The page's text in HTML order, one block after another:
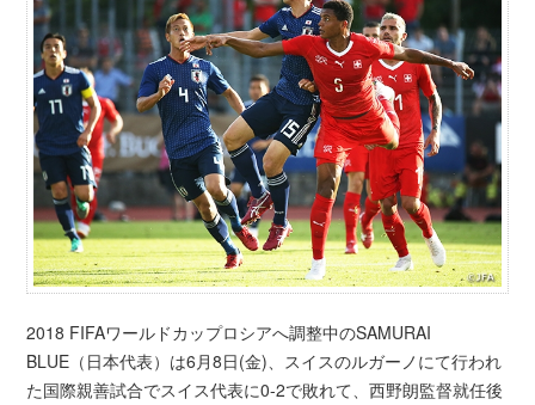
2018 FIFAワールドカップロシアへ調整中のSAMURAI
BLUE（日本代表）は6月8日(金)、スイスのルガーノにて行われ
た国際親善試合でスイス代表に0-2で敗れて、西野朗監督就任後